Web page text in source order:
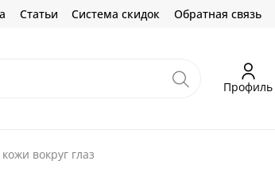
Статьи Система скидок Обратная связь
Профиль
вокруг глаз